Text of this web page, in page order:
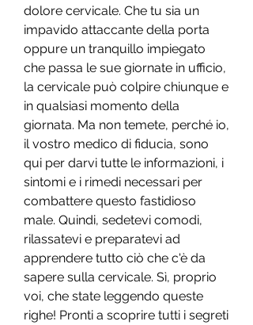
dolore cervicale. Che tu sia un
impavido attaccante della porta
oppure un tranquillo impiegato
che passa le sue giornate in ufficio,
la cervicale può colpire chiunque e
in qualsiasi momento della
giornata. Ma non temete, perché io,
il vostro medico di fiducia, sono
qui per darvi tutte le informazioni, i
sintomi e i rimedi necessari per
combattere questo fastidioso
male. Quindi, sedetevi comodi,
rilassatevi e preparatevi ad
apprendere tutto ciò che c'è da
sapere sulla cervicale. Sì, proprio
voi, che state leggendo queste
righe! Pronti a scoprire tutti i segreti